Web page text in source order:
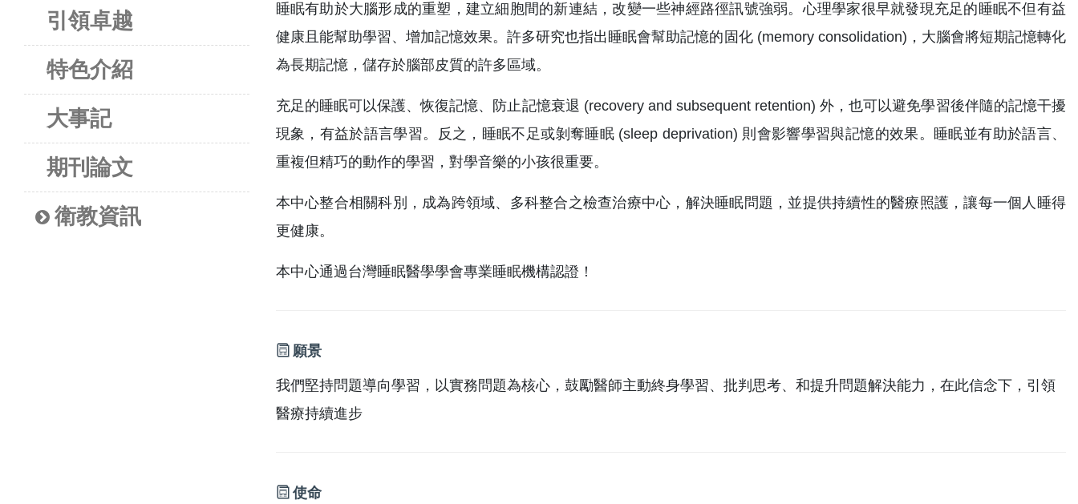
引領卓越
特色介紹
大事記
期刊論文
衛教資訊
睡眠有助於大腦形成的重塑，建立細胞間的新連結，改變一些神經路徑訊號強弱。心理學家很早就發現充足的睡眠不但有益
健康且能幫助學習、增加記憶效果。許多研究也指出睡眠會幫助記憶的固化 (memory consolidation)，大腦會將短期記憶轉化
為長期記憶，儲存於腦部皮質的許多區域。
充足的睡眠可以保護、恢復記憶、防止記憶衰退 (recovery and subsequent retention) 外，也可以避免學習後伴隨的記憶干擾
現象，有益於語言學習。反之，睡眠不足或剝奪睡眠 (sleep deprivation) 則會影響學習與記憶的效果。睡眠並有助於語言、
重複但精巧的動作的學習，對學音樂的小孩很重要。
本中心整合相關科別，成為跨領域、多科整合之檢查治療中心，解決睡眠問題，並提供持續性的醫療照護，讓每一個人睡得
更健康。
本中心通過台灣睡眠醫學學會專業睡眠機構認證！
願景
我們堅持問題導向學習，以實務問題為核心，鼓勵醫師主動終身學習、批判思考、和提升問題解決能力，在此信念下，引領
醫療持續進步
使命